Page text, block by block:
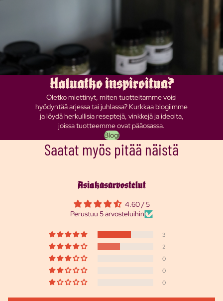
Haluatko inspiroitua?
Oletko miettinyt, miten tuotteitamme voisi
hyödyntää arjessa tai juhlassa? Kurkkaa blogiimme
ja löydä herkullisia reseptejä, vinkkejä ja ideoita,
joissa tuotteemme ovat pääosassa.
Blogi
Saatat myös pitää näistä
Asiakasarvostelut
4.60 / 5
Perustuu 5 arvosteluihin
3
2
0
0
0